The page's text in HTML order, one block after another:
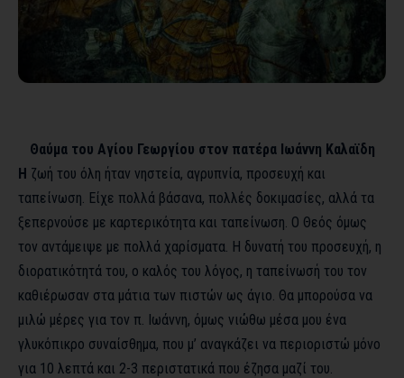
Θαύμα του Αγίου Γεωργίου στον πατέρα Ιωάννη Καλαϊδη
Η ζωή του όλη ήταν νηστεία, αγρυπνία, προσευχή και
ταπείνωση. Είχε πολλά βάσανα, πολλές δοκιμασίες, αλλά τα
ξεπερνούσε με καρτερικότητα και ταπείνωση. Ο Θεός όμως
τον αντάμειψε με πολλά χαρίσματα. Η δυνατή του προσευχή, η
διορατικότητά του, ο καλός του λόγος, η ταπείνωσή του τον
καθιέρωσαν στα μάτια των πιστών ως άγιο. Θα μπορούσα να
μιλώ μέρες για τον π. Ιωάννη, όμως νιώθω μέσα μου ένα
γλυκόπικρο συναίσθημα, που μ’ αναγκάζει να περιοριστώ μόνο
για 10 λεπτά και 2-3 περιστατικά που έζησα μαζί του.